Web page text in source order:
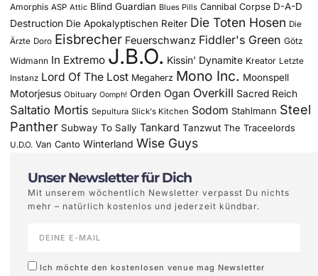
Amorphis ASP Attic Blind Guardian Blues Pills Cannibal Corpse D-A-D
Destruction Die Apokalyptischen Reiter Die Toten Hosen Die
Ärzte Doro Eisbrecher Feuerschwanz Fiddler's Green Götz
Widmann In Extremo J.B.O. Kissin' Dynamite Kreator Letzte
Instanz Lord Of The Lost Megaherz Mono Inc. Moonspell
Motorjesus Obituary Oomph! Orden Ogan Overkill Sacred Reich
Saltatio Mortis Sepultura Slick's Kitchen Sodom Stahlmann Steel
Panther Subway To Sally Tankard Tanzwut The Traceelords
U.D.O. Van Canto Winterland Wise Guys
Unser Newsletter für Dich
Mit unserem wöchentlich Newsletter verpasst Du nichts
mehr – natürlich kostenlos und jederzeit kündbar.
Ich möchte den kostenlosen venue mag Newsletter